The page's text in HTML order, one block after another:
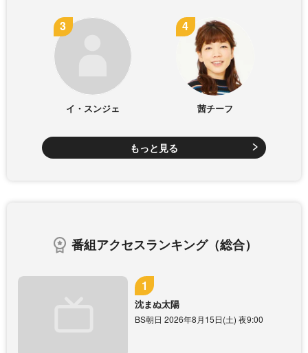
イ・スンジェ 茜チーフ
もっと見る
番組アクセスランキング（総合）
沈まぬ太陽
BS朝日 2026年8月15日(土) 夜9:00